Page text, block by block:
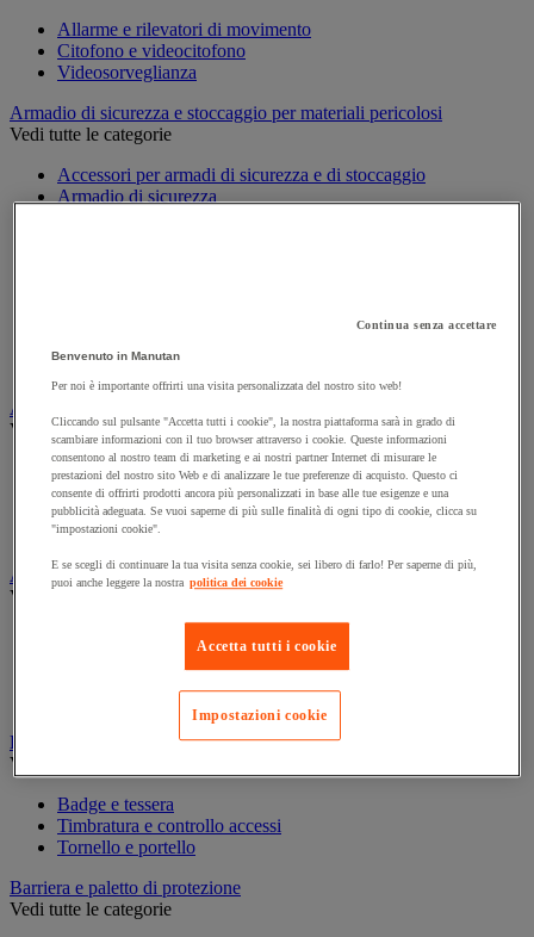
Allarme e rilevatori di movimento
Citofono e videocitofono
Videosorveglianza
Armadio di sicurezza e stoccaggio per materiali pericolosi
Vedi tutte le categorie
Accessori per armadi di sicurezza e di stoccaggio
Armadio di sicurezza
Assorbente industriale
Vedi tutte le categorie
Assorbente
Barriera anti-inquinamento e sistema di deviazione delle
perdite
Contenitore e solvente per sgrassaggio
Attrezzatura e mobili per studi medici
Vedi tutte le categorie
Armadietto pronto soccorso
Badge e timbratura
Vedi tutte le categorie
Badge e tessera
Timbratura e controllo accessi
Tornello e portello
Barriera e paletto di protezione
Vedi tutte le categorie
Continua senza accettare
Benvenuto in Manutan
Per noi è importante offrirti una visita personalizzata del nostro sito web!
Cliccando sul pulsante "Accetta tutti i cookie", la nostra piattaforma sarà in grado di
scambiare informazioni con il tuo browser attraverso i cookie. Queste informazioni
consentono al nostro team di marketing e ai nostri partner Internet di misurare le
prestazioni del nostro sito Web e di analizzare le tue preferenze di acquisto. Questo ci
consente di offrirti prodotti ancora più personalizzati in base alle tue esigenze e una
pubblicità adeguata. Se vuoi saperne di più sulle finalità di ogni tipo di cookie, clicca su
"impostazioni cookie".
E se scegli di continuare la tua visita senza cookie, sei libero di farlo! Per saperne di più,
puoi anche leggere la nostra politica dei cookie
Accetta tutti i cookie
Impostazioni cookie